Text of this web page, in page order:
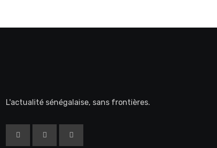
L'actualité sénégalaise, sans frontières.